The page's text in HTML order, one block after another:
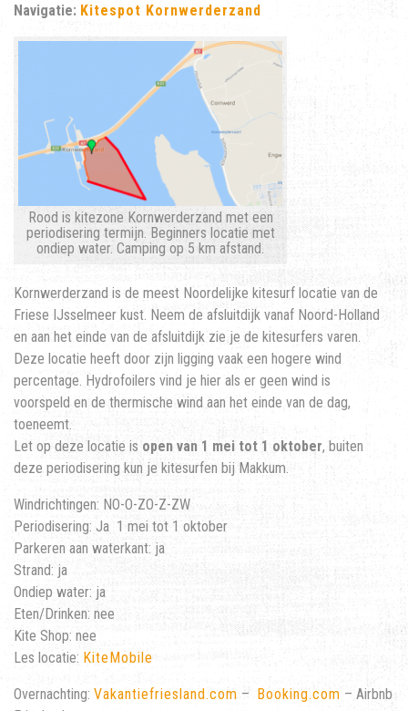
Navigatie: Kitespot Kornwerderzand
Rood is kitezone Kornwerderzand met een
periodisering termijn. Beginners locatie met
ondiep water. Camping op 5 km afstand.
Kornwerderzand is de meest Noordelijke kitesurf locatie van de
Friese IJsselmeer kust. Neem de afsluitdijk vanaf Noord-Holland
en aan het einde van de afsluitdijk zie je de kitesurfers varen.
Deze locatie heeft door zijn ligging vaak een hogere wind
percentage. Hydrofoilers vind je hier als er geen wind is
voorspeld en de thermische wind aan het einde van de dag,
toeneemt.
Let op deze locatie is open van 1 mei tot 1 oktober, buiten
deze periodisering kun je kitesurfen bij Makkum.
Windrichtingen: NO-O-ZO-Z-ZW
Periodisering: Ja 1 mei tot 1 oktober
Parkeren aan waterkant: ja
Strand: ja
Ondiep water: ja
Eten/Drinken: nee
Kite Shop: nee
Les locatie: KiteMobile
Overnachting: Vakantiefriesland.com – Booking.com – Airbnb